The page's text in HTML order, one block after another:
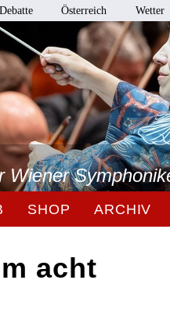
Debatte Österreich Wetter
Wiener
SHOP ARCHIV
acht